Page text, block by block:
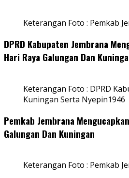
Keterangan Foto : Pemkab
DPRD Kabupaten Jembrana
Hari Raya Galungan Dan
Keterangan Foto : DPRD
Kuningan Serta Nyepin1946
Pemkab Jembrana
Galungan Dan Kuningan
Keterangan Foto : Pemkab